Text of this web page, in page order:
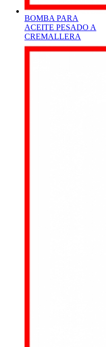
BOMBA PARA
ACEITE PESADO A
CREMALLERA